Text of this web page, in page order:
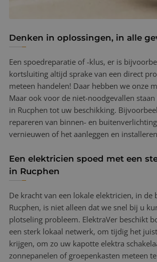
Denken in oplossingen, in alle
Een spoedreparatie of -klus, er is
kortsluiting altijd sprake van een direct
meteen handelen! Daar hebben we onze
Maar ook voor de niet-noodgevallen
in Rucphen tot uw beschikking.
repareren van binnen- en
vernieuwen of het aanleggen en
Een elektricien spoed met een
in Rucphen
De kracht van een lokale elektricien, in de
Rucphen, is niet alleen dat we snel bij u
plotseling probleem. ElektraVer beschikt
een sterk lokaal netwerk, om tijdig het
krijgen, om zo uw kapotte elektra
zonnepanelen of groepenkasten meteen